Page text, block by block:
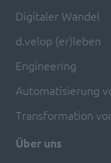
Digitaler Wandel
d.velop (er)leben
Engineering
Automatisierung
Transformation
Über uns